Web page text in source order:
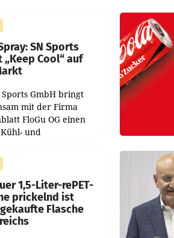
August versorgt das
Kinder sowie
SN Sports
Cool“ auf
Sports GmbH bringt
mit der Firma
FloGu OG einen
und
Produkt namens
ist zu 100 Prozent
1,5-Liter-rePET-
prickelnd ist
Flasche